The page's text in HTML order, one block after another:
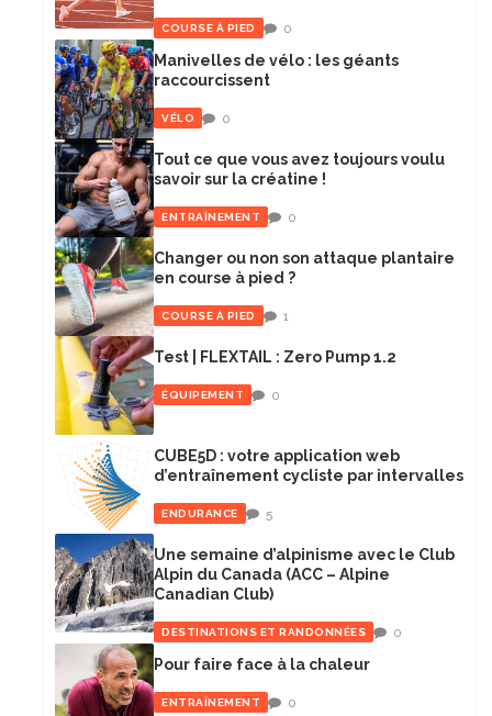
COURSE À PIED 0
Manivelles de vélo : les géants
raccourcissent
VÉLO 0
Tout ce que vous avez toujours voulu
savoir sur la créatine !
ENTRAÎNEMENT 0
Changer ou non son attaque plantaire
en course à pied ?
COURSE À PIED 1
Test | FLEXTAIL : Zero Pump 1.2
ÉQUIPEMENT 0
CUBE5D : votre application web
d’entraînement cycliste par intervalles
ENDURANCE 5
Une semaine d’alpinisme avec le Club
Alpin du Canada (ACC – Alpine
Canadian Club)
DESTINATIONS ET RANDONNÉES 0
Pour faire face à la chaleur
ENTRAÎNEMENT 0